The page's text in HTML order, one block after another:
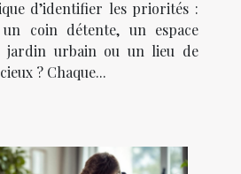
d’identifier les priorités :
un coin détente, un espace
jardin urbain ou un lieu de
? Chaque...